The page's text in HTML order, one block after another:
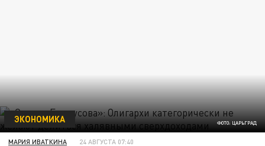
ФОТО: ЦАРЬГРАД
ЭКОНОМИКА
МАРИЯ ИВАТКИНА 24 АВГУСТА 07:40